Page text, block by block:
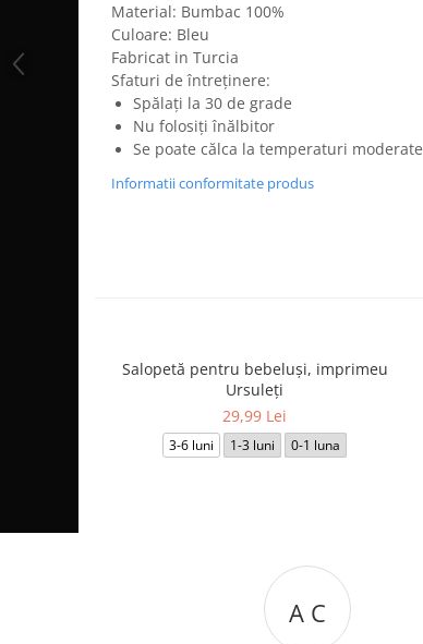
Material: Bumbac 100%
Culoare: Bleu
Fabricat in Turcia
Sfaturi de întreținere:
Spălați la 30 de grade
Nu folosiți înălbitor
Se poate călca la temperaturi moderate
Informatii conformitate produs
Salopetă pentru bebeluși, imprimeu
Ursuleți
29,99 Lei
3-6 luni 1-3 luni 0-1 luna
A C